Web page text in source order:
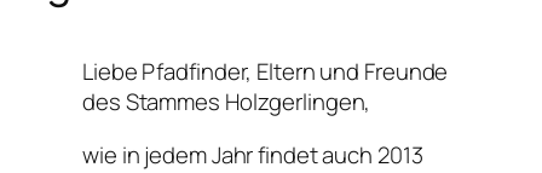
Liebe Pfadfinder, Eltern und Freunde
des Stammes Holzgerlingen,
wie in jedem Jahr findet auch 2013